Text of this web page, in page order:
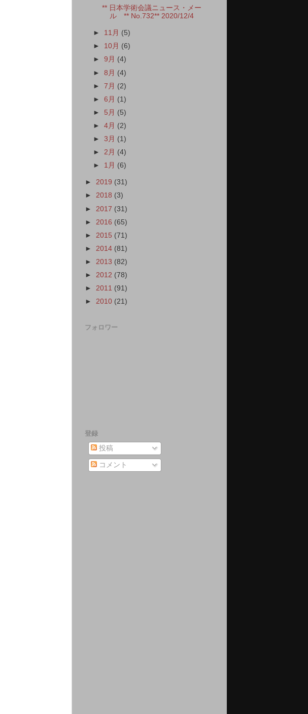
** 日本学術会議ニュース・メー
ル ** No.732** 2020/12/4
► 11月 (5)
► 10月 (6)
►9月 (4)
►8月 (4)
►7月 (2)
►6月 (1)
► 5月 (5)
►4月 (2)
►3月 (1)
►2月 (4)
► 1月 (6)
► 2019 (31)
► 2018 (3)
► 2017 (31)
► 2016 (65)
► 2015 (71)
► 2014 (81)
► 2013 (82)
► 2012 (78)
► 2011 (91)
► 2010 (21)
フォロワー
登録
投稿
コメント